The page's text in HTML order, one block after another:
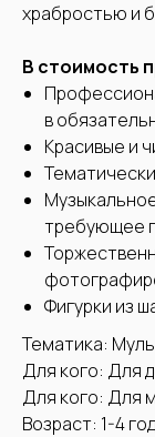
храбростью и
В стоимость
в
Красивые и
требующее
Фигурки из
Тематика:
Для кого: Для
Для кого: Для
Возраст: 1-4